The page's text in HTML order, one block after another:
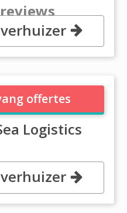
Business,
5., Dubai
Logistics Llc
Logistics
Park 1, Dubai
offertes